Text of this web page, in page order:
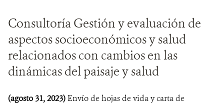
Consultoría Gestión y evaluación de
aspectos socioeconómicos y salud
relacionados con cambios en las
dinámicas del paisaje y salud
(agosto 31, 2023)Envío de hojas de vida y carta de